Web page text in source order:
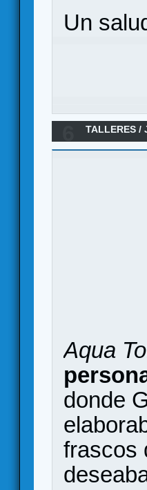
Un
TALLERES /
Aqua
donde
frascos